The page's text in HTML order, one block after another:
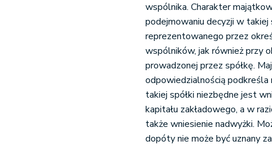
wspólnika. Charakter
podejmowaniu decyzji w
reprezentowanego przez
wspólników, jak również przy
prowadzonej przez spółkę.
odpowiedzialnością
takiej spółki niezbędne jest
kapitału zakładowego, a w
także wniesienie nadwyżki.
dopóty nie może być uznany